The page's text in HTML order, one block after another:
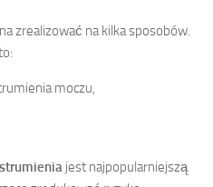
zrealizować na kilka sposobów.
moczu,
jest najpopularniejszą